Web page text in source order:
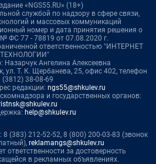
«NGS55.RU» (18+)
службой по надзору в сфере связи,
и массовых коммуникаций
номер и дата принятия решения о
ФС 77 - 78819 от 07.08.2020 г.
ответственностью "ИНТЕРНЕТ
ТЕХНОЛОГИИ"
Назарчук Ангелина Алексеевна
ул. Т. К. Щербанева, 25, офис 402, телефон
(3812) 38-08-69
редакции: ngs55@shkulev.ru
и государственных органов:
help@shkulev.ru
(383) 212-52-52, 8 (800) 200-03-83 (звонок
reklamangs@shkulev.ru
ответственности за достоверность
в рекламных объявлениях.